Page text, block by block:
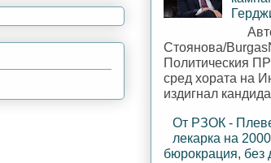
Стоянова/
Политическия
сред хората на
издигнал
От РЗОК -
лекарка на
бюрокрация, без